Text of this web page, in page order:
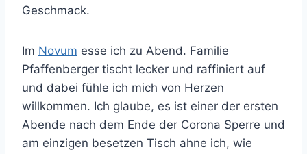
Geschmack.
Im Novum esse ich zu Abend. Familie
Pfaffenberger tischt lecker und raffiniert auf
und dabei fühle ich mich von Herzen
willkommen. Ich glaube, es ist einer der ersten
Abende nach dem Ende der Corona Sperre und
am einzigen besetzen Tisch ahne ich, wie